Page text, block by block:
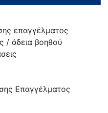
επαγγέλματος
/ άδεια βοηθού
Επαγγέλματος